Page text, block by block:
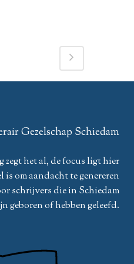
Gezelschap Schiedam
zegt het al, de focus ligt hier
om aandacht te genereren
schrijvers die in Schiedam
geboren of hebben geleefd.